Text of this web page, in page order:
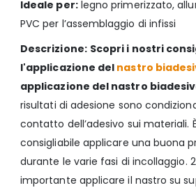
Ideale per:legno primerizzato,
PVC per l’assemblaggio di infissi
Descrizione: Scopri i nostri
l'applicazione del nastro
applicazione del nastro
risultati di adesione sono
contatto dell’adesivo sui materiali.
consigliabile applicare una buona
durante le varie fasi di incollaggio.
importante applicare il nastro su